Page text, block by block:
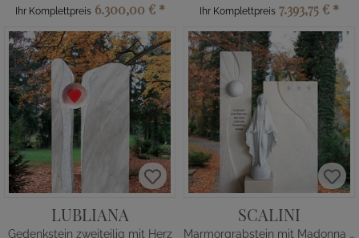
Ihr Komplettpreis 6.300,00 € * Ihr Komplettpreis 7.393,75 € *
LUBLIANA
Gedenkstein zweiteilig mit Herz
SCALINI
Marmorgrabstein mit Madonna Statue